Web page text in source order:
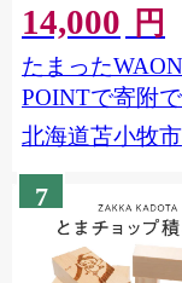
14,000 円
たまったWAON
POINTで寄附で
北海道苫小牧市
7